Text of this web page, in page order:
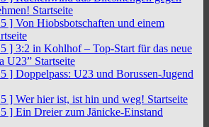
Startseite
] Von Hiobsbotschaften und einem
] 3:2 in Kohlhof – Top-Start für das neue
U23” Startseite
] Doppelpass: U23 und Borussen-Jugend
] Wer hier ist, ist hin und weg! Startseite
] Ein Dreier zum Jänicke-Einstand